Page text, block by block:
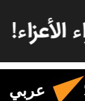
عربي